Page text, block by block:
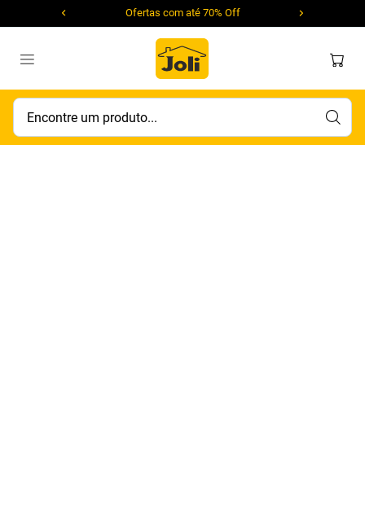
Ofertas com até 70% Off
Encontre um produto...